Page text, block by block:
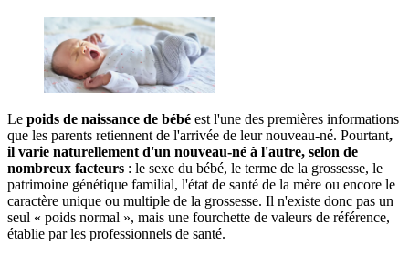
Le poids de naissance de bébé est l'une des premières informations
que les parents retiennent de l'arrivée de leur nouveau-né. Pourtant,
il varie naturellement d'un nouveau-né à l'autre, selon de
nombreux facteurs : le sexe du bébé, le terme de la grossesse, le
patrimoine génétique familial, l'état de santé de la mère ou encore le
caractère unique ou multiple de la grossesse. Il n'existe donc pas un
seul « poids normal », mais une fourchette de valeurs de référence,
établie par les professionnels de santé.